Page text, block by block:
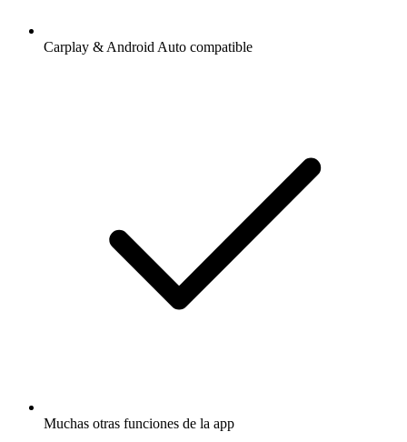
Carplay & Android Auto compatible
Muchas otras funciones de la app